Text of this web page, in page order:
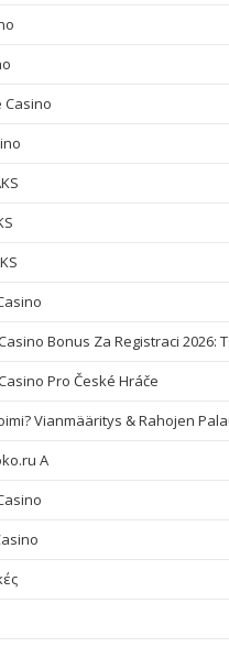
Casino
Bonus Za Registraci 2026:
Pro České Hráče
Vianmääritys & Rahojen
A